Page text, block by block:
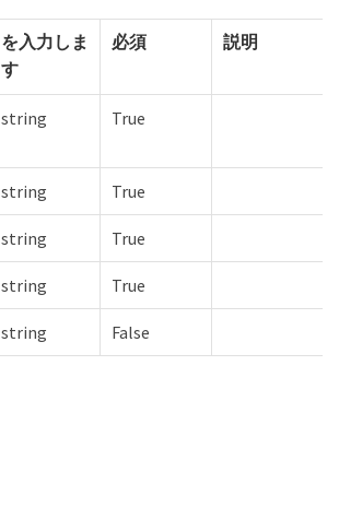
を入力しま
す
必須 説明
string True
string True
string True
string True
string False